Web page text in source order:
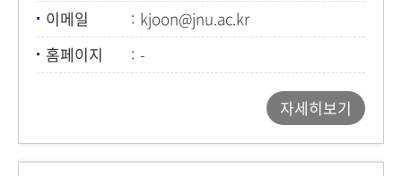
이메일
kjoon@jnu.ac.kr
홈페이지
-
자세히보기